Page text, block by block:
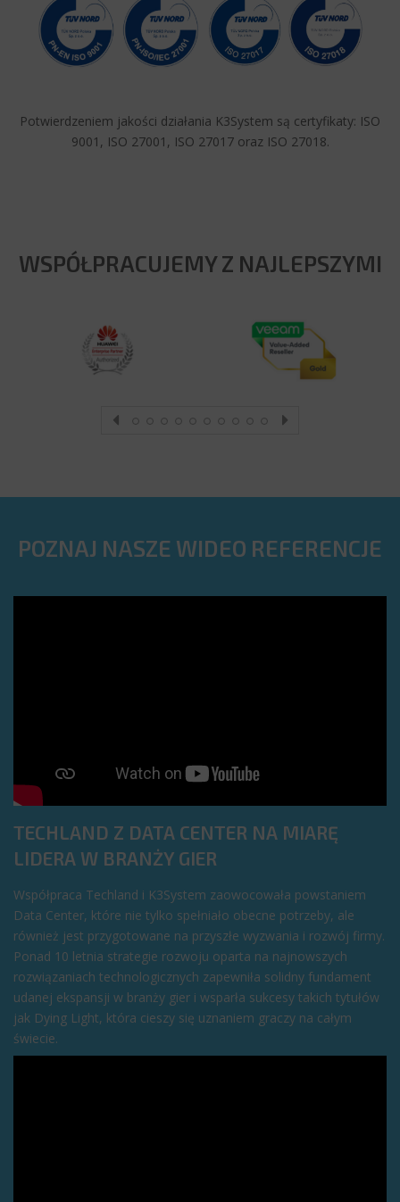
Potwierdzeniem jakości działania K3System są certyfikaty: ISO
9001, ISO 27001, ISO 27017 oraz ISO 27018.
WSPÓŁPRACUJEMY Z NAJLEPSZYMI
POZNAJ NASZE WIDEO REFERENCJE
TECHLAND Z DATA CENTER NA MIARĘ
LIDERA W BRANŻY GIER
Współpraca Techland i K3System zaowocowała powstaniem
Data Center, które nie tylko spełniało obecne potrzeby, ale
również jest przygotowane na przyszłe wyzwania i rozwój firmy.
Ponad 10 letnia strategie rozwoju oparta na najnowszych
rozwiązaniach technologicznych zapewniła solidny fundament
udanej ekspansji w branży gier i wsparła sukcesy takich tytułów
jak Dying Light, która cieszy się uznaniem graczy na całym
świecie.